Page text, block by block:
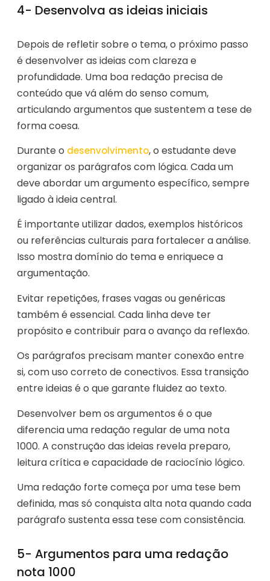
4- Desenvolva as ideias iniciais
Depois de refletir sobre o tema, o próximo passo
é desenvolver as ideias com clareza e
profundidade. Uma boa redação precisa de
conteúdo que vá além do senso comum,
articulando argumentos que sustentem a tese de
forma coesa.
Durante o desenvolvimento, o estudante deve
organizar os parágrafos com lógica. Cada um
deve abordar um argumento específico, sempre
ligado à ideia central.
É importante utilizar dados, exemplos históricos
ou referências culturais para fortalecer a análise.
Isso mostra domínio do tema e enriquece a
argumentação.
Evitar repetições, frases vagas ou genéricas
também é essencial. Cada linha deve ter
propósito e contribuir para o avanço da reflexão.
Os parágrafos precisam manter conexão entre
si, com uso correto de conectivos. Essa transição
entre ideias é o que garante fluidez ao texto.
Desenvolver bem os argumentos é o que
diferencia uma redação regular de uma nota
1000. A construção das ideias revela preparo,
leitura crítica e capacidade de raciocínio lógico.
Uma redação forte começa por uma tese bem
definida, mas só conquista alta nota quando cada
parágrafo sustenta essa tese com consistência.
5- Argumentos para uma redação
nota 1000